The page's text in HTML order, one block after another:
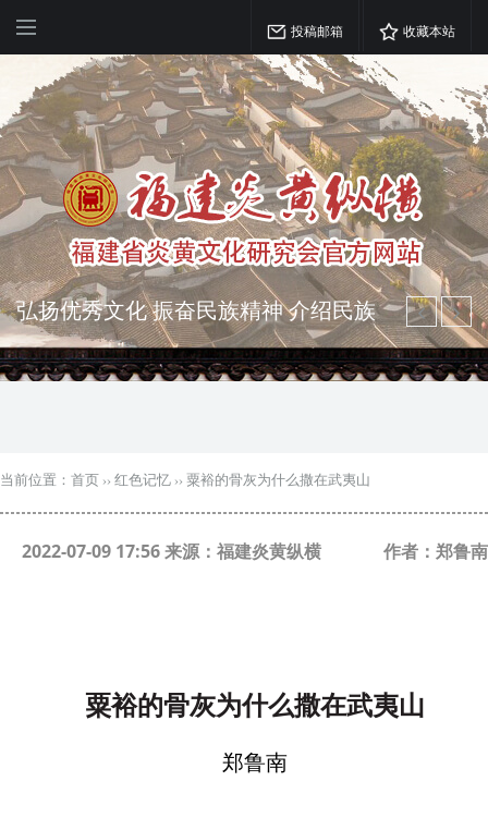
投稿邮箱 收藏本站
弘扬优秀文化 振奋民族精神 介绍民族
瑰宝 宣传中华精英
突出海西特色 报道台港澳侨 坚持古为
当前位置： 首页 ›› 红色记忆 ›› 粟裕的骨灰为什么撒在武夷山
2022-07-09 17:56 来源：福建炎黄纵横 作者：郑鲁南
粟裕的骨灰为什么撒在武夷山
郑鲁南